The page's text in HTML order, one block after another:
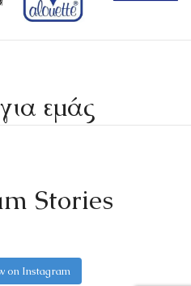
εμάς
Stories
on Instagram